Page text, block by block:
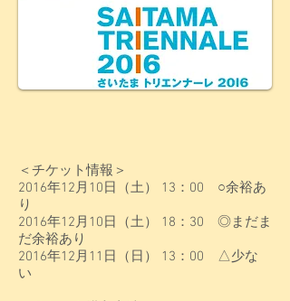
＜チケット情報＞
2016年12月10日（土） 13：00 ○余裕あ
り
2016年12月10日（土） 18：30 ◎まだま
だ余裕あり
2016年12月11日（日） 13：00 △少な
い